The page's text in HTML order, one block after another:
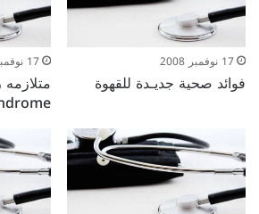
17 نوفمبر 2008
فوائد صحية جديـدة للقهوة
17 نوفمبر 2008